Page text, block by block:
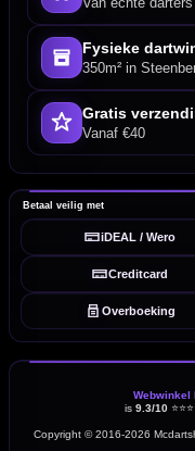
Fysieke
350m² in
Gratis
Vanaf €40
Betaal veilig met
iDEAL / Wero
Creditcard
Overboeking
Webwinkel
is 9.3/10
Copyright © 2016-2026